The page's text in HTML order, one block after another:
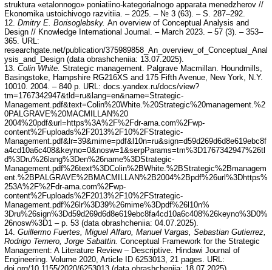
struktura «etalonnogo» poniatiino-kategorialnogo apparata menedzherov //
Ekonomika ustoichivogo razvitiia. – 2025. – № 3 (63). – S. 287–292.
12. Dmitry E. Borisoglebsky. An overview of Conceptual Analysis and
Design // Knowledge International Journal. – March 2023. – 57 (3). – 353–
365. URL:
researchgate.net/publication/375989858_An_overview_of_Conceptual_Anal
ysis_and_Design (data obrashcheniia: 13.07.2025).
13. Colin White. Strategic management. Palgrave Macmillan. Houndmills,
Basingstoke, Hampshire RG216XS and 175 Fifth Avenue, New York, N.Y.
10010. 2004. – 840 p. URL: docs.yandex.ru/docs/view?
tm=1767342947&tld=ru&lang=en&name=Strategic-
Management.pdf&text=Colin%20White.%20Strategic%20management.%2
0PALGRAVE%20MACMILLAN%20
2004%20pdf&url=https%3A%2F%2Fdr-ama.com%2Fwp-
content%2Fuploads%2F2013%2F10%2FStrategic-
Management.pdf&lr=39&mime=pdf&l10n=ru&sign=d59d269d6d8e619ebc8f
a4cd10a6c408&keyno=0&nosw=1&serpParams=tm%3D1767342947%26tl
d%3Dru%26lang%3Den%26name%3DStrategic-
Management.pdf%26text%3DColin%2BWhite.%2BStrategic%2Bmanagem
ent.%2BPALGRAVE%2BMACMILLAN%2B2004%2Bpdf%26url%3Dhttps%
253A%2F%2Fdr-ama.com%2Fwp-
content%2Fuploads%2F2013%2F10%2FStrategic-
Management.pdf%26lr%3D39%26mime%3Dpdf%26l10n%
3Dru%26sign%3Dd59d269d6d8e619ebc8fa4cd10a6c408%26keyno%3D0%
26nosw%3D1 – p. 53 (data obrashcheniia: 04.07.2025).
14. Guillermo Fuertes, Miguel Alfaro, Manuel Vargas, Sebastian Gutierrez,
Rodrigo Ternero, Jorge Sabattin. Conceptual Framework for the Strategic
Management: A Literature Review – Descriptive. Hindawi Journal of
Engineering. Volume 2020, Article ID 6253013, 21 pages. URL: